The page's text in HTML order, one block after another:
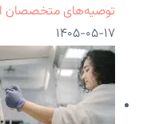
توصیه‌های متخصصان
۱۴۰۵-۰۵-۱۷